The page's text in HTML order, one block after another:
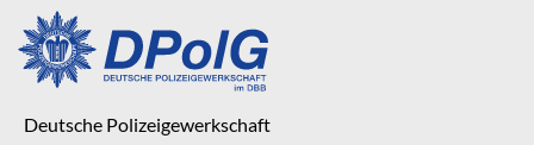
Deutsche Polizeigewerkschaft